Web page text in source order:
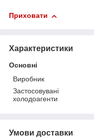
Приховати
Характеристики
Основні
Виробник
Застосовувані
холодоагенти
Умови доставки